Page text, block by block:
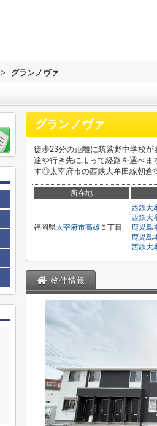
> グランノヴァ
グランノヴァ
徒歩23分の距離に筑紫野中学校
途や行き先によって経路を選べ
す◎太宰府市の西鉄大牟田線朝倉
所在地
福岡県太宰府市高雄 ５丁目
西鉄大
西鉄大
鹿児島
鹿児島
西鉄大
物件情報